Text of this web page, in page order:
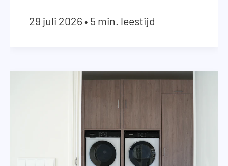
29 juli 2026 • 5 min. leestijd